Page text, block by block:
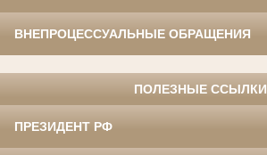
ВНЕПРОЦЕССУАЛЬНЫЕ ОБРАЩЕНИЯ
ПОЛЕЗНЫЕ ССЫЛКИ
ПРЕЗИДЕНТ РФ